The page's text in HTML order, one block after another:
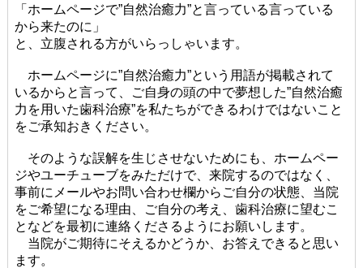
「ホームページで”自然治癒力”と言っている言っている
から来たのに」
と、立腹される方がいらっしゃいます。
ホームページに”自然治癒力”という用語が掲載されて
いるからと言って、ご自身の頭の中で夢想した”自然治癒
力を用いた歯科治療”を私たちができるわけではないこと
をご承知おきください。
そのような誤解を生じさせないためにも、ホームペー
ジやユーチューブをみただけで、来院するのではなく、
事前にメールやお問い合わせ欄からご自分の状態、当院
をご希望になる理由、ご自分の考え、歯科治療に望むこ
となどを最初に連絡くださるようにお願いします。
当院がご期待にそえるかどうか、お答えできると思い
ます。